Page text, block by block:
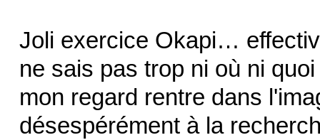
Joli exercice Okapi…
ne sais pas trop ni où ni
mon regard rentre dans
désespérément à la